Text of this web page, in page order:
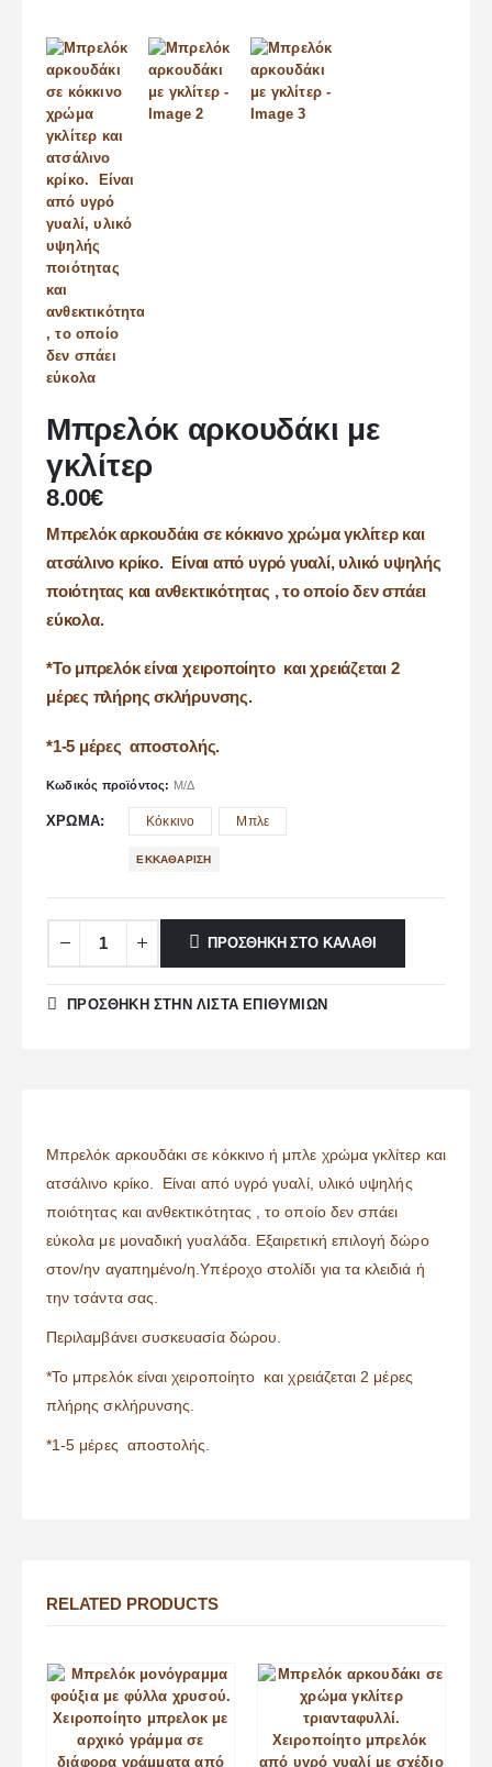
Μπρελόκ αρκουδάκι με
γκλίτερ
8.00€
Μπρελόκ αρκουδάκι σε κόκκινο χρώμα γκλίτερ και
ατσάλινο κρίκο. Είναι από υγρό γυαλί, υλικό υψηλής
ποιότητας και ανθεκτικότητας , το οποίο δεν σπάει
εύκολα.
*Το μπρελόκ είναι χειροποίητο και χρειάζεται 2
μέρες πλήρης σκλήρυνσης.
*1-5 μέρες αποστολής.
Κωδικός προϊόντος: Μ/Δ
ΧΡΏΜΑ Κόκκινο Μπλε
ΕΚΚΑΘΆΡΙΣΗ
ΠΡΟΣΘΉΚΗ ΣΤΟ ΚΑΛΆΘΙ
ΠΡΌΣΘΉΚΗ ΣΤΗΝ ΛΊΣΤΑ ΕΠΙΘΥΜΙΏΝ
Μπρελόκ αρκουδάκι σε κόκκινο ή μπλε χρώμα γκλίτερ και
ατσάλινο κρίκο. Είναι από υγρό γυαλί, υλικό υψηλής
ποιότητας και ανθεκτικότητας , το οποίο δεν σπάει
εύκολα με μοναδική γυαλάδα. Εξαιρετική επιλογή δώρο
στον/ην αγαπημένο/η.Υπέροχο στολίδι για τα κλειδιά ή
την τσάντα σας.
Περιλαμβάνει συσκευασία δώρου.
*Το μπρελόκ είναι χειροποίητο και χρειάζεται 2 μέρες
πλήρης σκλήρυνσης.
*1-5 μέρες αποστολής.
RELATED PRODUCTS